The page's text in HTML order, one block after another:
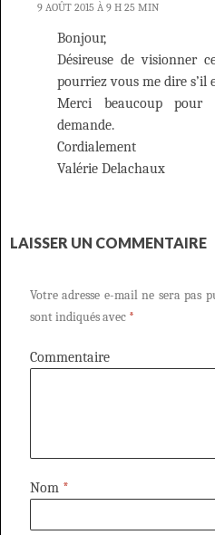
9 AOÛT 2015 À 9 H 25 MIN
Bonjour,
Désireuse de visionner
pourriez vous me dire s’il
Merci beaucoup pour
demande.
Cordialement
Valérie Delachaux
LAISSER UN COMMENTAIRE
Votre adresse e-mail ne sera pas
sont indiqués avec *
Commentaire
Nom *